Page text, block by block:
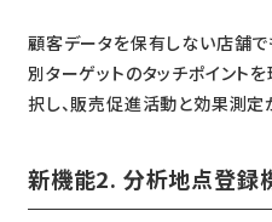
顧客データを保有しない店舗で
別ターゲットのタッチポイント
択し、販売促進活動と効果測定
新機能2. 分析地点登録